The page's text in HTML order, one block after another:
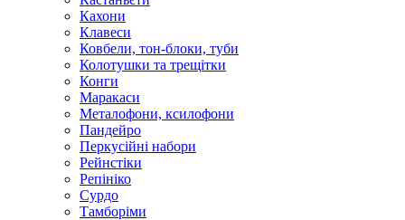
Кахони
Клавеси
Ковбели, тон-блоки, туби
Колотушки та трещітки
Конги
Маракаси
Металофони, ксилофони
Пандейро
Перкусійні набори
Рейнстіки
Репініко
Сурдо
Тамборіми